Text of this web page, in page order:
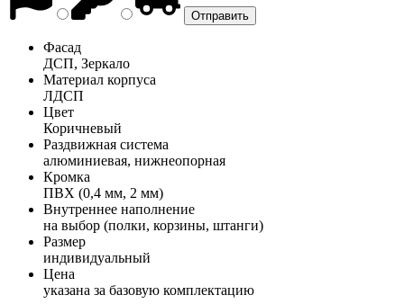
Фасад
ДСП, Зеркало
Материал корпуса
ЛДСП
Цвет
Коричневый
Раздвижная система
алюминиевая, нижнеопорная
Кромка
ПВХ (0,4 мм, 2 мм)
Внутреннее наполнение
на выбор (полки, корзины, штанги)
Размер
индивидуальный
Цена
указана за базовую комплектацию